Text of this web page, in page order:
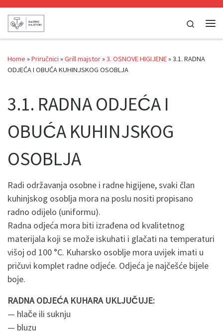
Skip to content
Search
Home »Priručnici »Grill majstor»3. OSNOVE HIGIJENE»3.1. RADNA
ODJEĆA I OBUĆA KUHINJSKOG OSOBLJA
3.1. RADNA ODJEĆA I
OBUĆA KUHINJSKOG
OSOBLJA
Radi održavanja osobne i radne higijene, svaki član
kuhinjskog osoblja mora na poslu nositi propisano
radno odijelo (uniformu).
Radna odjeća mora biti izrađena od kvalitetnog
materijala koji se može iskuhati i glačati na temperaturi
višoj od 100 °C. Kuharsko osoblje mora uvijek imati u
pričuvi komplet radne odjeće. Odjeća je najčešće bijele
boje.
RADNA ODJEĆA KUHARA UKLJUČUJE:
— hlače ili suknju
— bluzu